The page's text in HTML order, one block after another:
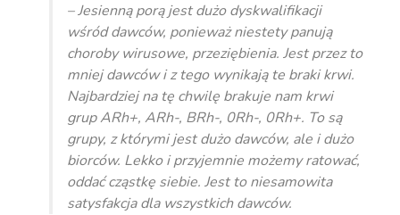
– Jesienną porą jest dużo dyskwalifikacji
wśród dawców, ponieważ niestety panują
choroby wirusowe, przeziębienia. Jest przez to
mniej dawców i z tego wynikają te braki krwi.
Najbardziej na tę chwilę brakuje nam krwi
grup ARh+, ARh-, BRh-, 0Rh-, 0Rh+. To są
grupy, z którymi jest dużo dawców, ale i dużo
biorców. Lekko i przyjemnie możemy ratować,
oddać cząstkę siebie. Jest to niesamowita
satysfakcja dla wszystkich dawców.